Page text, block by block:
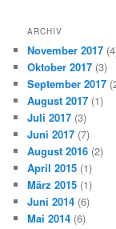
ARCHIV
November 2017
Oktober 2017 (3)
September 2017
August 2017 (1)
Juli 2017 (3)
Juni 2017 (7)
August 2016 (2)
April 2015 (1)
März 2015 (1)
Juni 2014 (6)
Mai 2014 (6)